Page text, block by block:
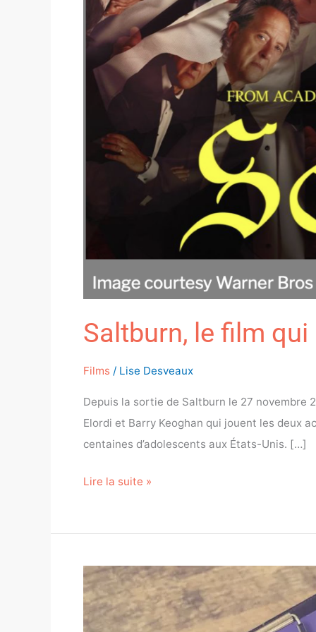
Saltburn, le film
Films / Lise Desveaux
Depuis la sortie de Saltburn le 27 novembre
Elordi et Barry Keoghan qui jouent les deux
centaines d’adolescents aux États-Unis. […]
Lire la suite »
Admission
au
Collège